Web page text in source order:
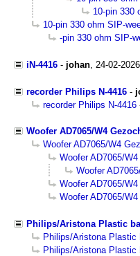
10-pin 330
10-pin 330 ohm SIP-
-pin 330 ohm SIP-
iN-4416 - johan 24-02-
recorder Philips N-4416 -
recorder Philips N-4416
Woofer AD7065/W4
Woofer AD7065/W4
Woofer AD7065/
Woofer
Woofer AD7065/
Woofer AD7065/
Philips/Aristona Plastic
Philips/Aristona Plastic
Philips/Aristona Plastic